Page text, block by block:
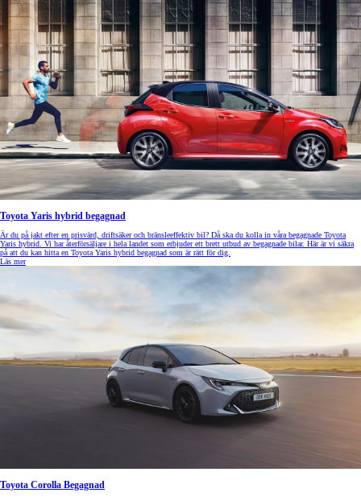
Toyota Yaris hybrid begagnad
Är du på jakt efter en prisvärd, driftsäker och bränsleeffektiv bil? Då ska du kolla in våra begagnade Toyota
Yaris hybrid. Vi har återförsäljare i hela landet som erbjuder ett brett utbud av begagnade bilar. Här är vi säkra
på att du kan hitta en Toyota Yaris hybrid begagnad som är rätt för dig.
Läs mer
Toyota Corolla Begagnad